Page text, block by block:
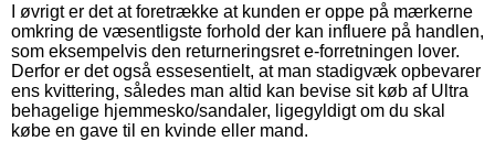
I øvrigt er det at foretrække at kunden er oppe på mærkerne
omkring de væsentligste forhold der kan influere på handlen,
som eksempelvis den returneringsret e-forretningen lover.
Derfor er det også essesentielt, at man stadigvæk opbevarer
ens kvittering, således man altid kan bevise sit køb af Ultra
behagelige hjemmesko/sandaler, ligegyldigt om du skal
købe en gave til en kvinde eller mand.